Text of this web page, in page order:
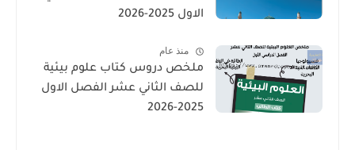
الاول 2025-2026
منذ عام
ملخص دروس كتاب علوم بيئية
للصف الثاني عشر الفصل الاول
2025-2026